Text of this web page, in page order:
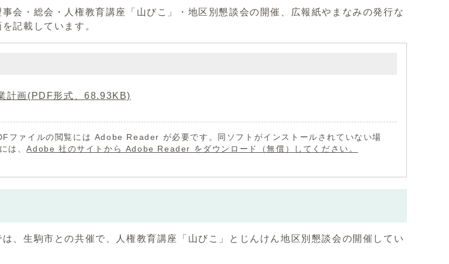
会・総会・人権教育講座「山びこ」・地区別懇談会の開催、広報紙やまなみの発行な
記載しています。
計画(PDF形式、68.93KB)
ファイルの閲覧には Adobe Reader が必要です。同ソフトがインストールされていない場
は、Adobe 社のサイトから Adobe Reader をダウンロード（無償）してください。
、生駒市との共催で、人権教育講座「山びこ」とじんけん地区別懇談会の開催してい